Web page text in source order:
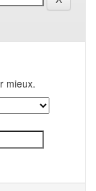
mieux.